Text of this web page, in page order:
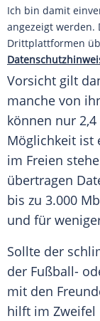
Ich bin damit
angezeigt werden.
Drittplattformen
Vorsicht gilt
manche von
können nur
Möglichkeit ist
im Freien
übertragen
bis zu 3.000
und für
Sollte der
der Fußball-
mit den
hilft im Zweifel